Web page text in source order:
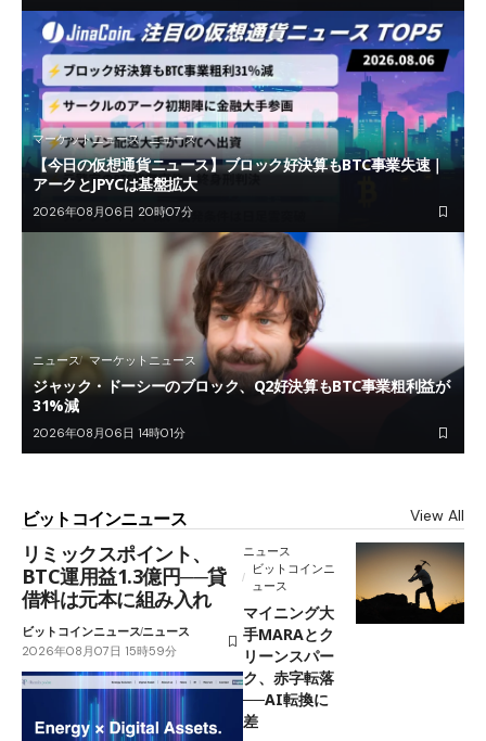
マーケットニュース ニュース
【今日の仮想通貨ニュース】ブロック好決算もBTC事業失速｜
アークとJPYCは基盤拡大
2026年08月06日 20時07分
ニュース マーケットニュース
ジャック・ドーシーのブロック、Q2好決算もBTC事業粗利益が
31%減
2026年08月06日 14時01分
ビットコインニュース View All
リミックスポイント、
BTC運用益1.3億円──貸
借料は元本に組み入れ
ビットコインニュースニュース
2026年08月07日 15時59分
ニュース
ビットコインニ
ュース
マイニング大
手MARAとク
リーンスパー
ク、赤字転落
──AI転換に
差